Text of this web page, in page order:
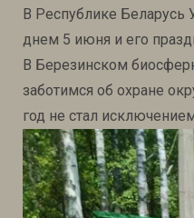
В Республике
днем 5 июня и его
В Березинском
заботимся об охране
год не стал